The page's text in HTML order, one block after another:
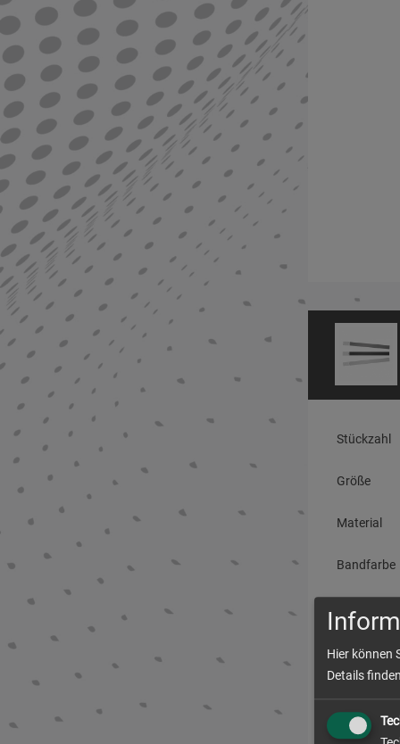
Stückzahl
Größe
Material
Bandfarbe
Lieferzeit
Hier können
Details